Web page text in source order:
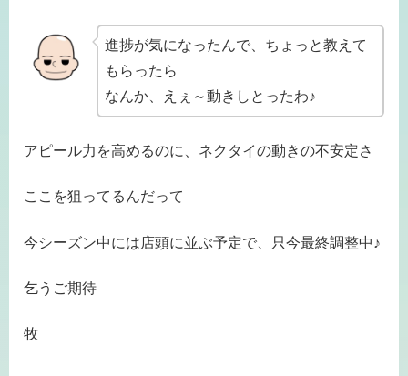
進捗が気になったんで、ちょっと教えて
もらったら
なんか、えぇ～動きしとったわ♪
アピール力を高めるのに、ネクタイの動きの不安定さ
ここを狙ってるんだって
今シーズン中には店頭に並ぶ予定で、只今最終調整中♪
乞うご期待
牧